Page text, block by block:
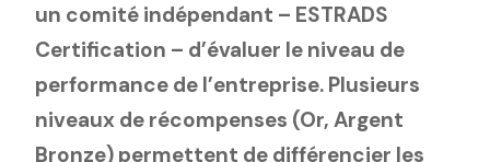
un comité indépendant – ESTRADS
Certification – d’évaluer le niveau de
performance de l’entreprise. Plusieurs
niveaux de récompenses (Or, Argent
Bronze) permettent de différencier les